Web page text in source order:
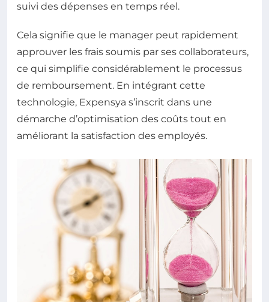
suivi des dépenses en temps réel.
Cela signifie que le manager peut rapidement
approuver les frais soumis par ses collaborateurs,
ce qui simplifie considérablement le processus
de remboursement. En intégrant cette
technologie, Expensya s’inscrit dans une
démarche d’optimisation des coûts tout en
améliorant la satisfaction des employés.